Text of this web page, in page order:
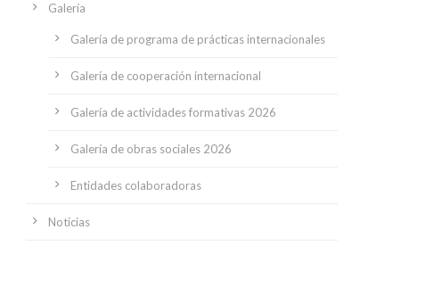
Galería
Galería de programa de prácticas internacionales
Galería de cooperación internacional
Galería de actividades formativas 2026
Galería de obras sociales 2026
Entidades colaboradoras
Noticias